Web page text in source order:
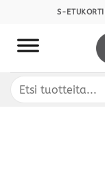
content
S-
Etsi: